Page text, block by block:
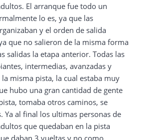
El arranque fue todo un
lo es, ya que las
y el orden de salida
que no salieron de la misma forma
salidas la etapa anterior. Todas las
intermedias, avanzadas y
misma pista, la cual estaba muy
hubo una gran cantidad de gente
tomaba otros caminos, se
Ya al final los ultimas personas de
que quedaban en la pista